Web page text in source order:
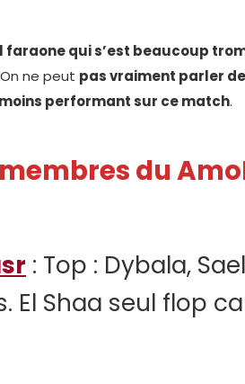
faraone qui s’est beaucoup
ne peut pas vraiment parler
performant sur ce match.
du
: Top : Dybala,
El Shaa seul flop